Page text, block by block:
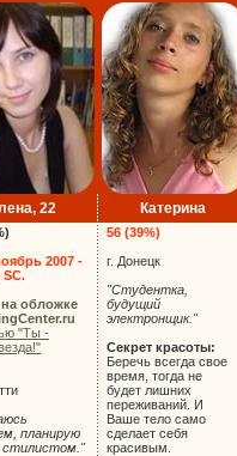
22 Катерина
2007 -
обложке
"Ты -
планирую
56 (39%)
г. Донецк
"Студентка,
будущий
электронщик."
Секрет красоты:
Беречь всегда свое
время, тогда не
будет лишних
переживаний. И
Ваше тело само
сделает себя
красивым.